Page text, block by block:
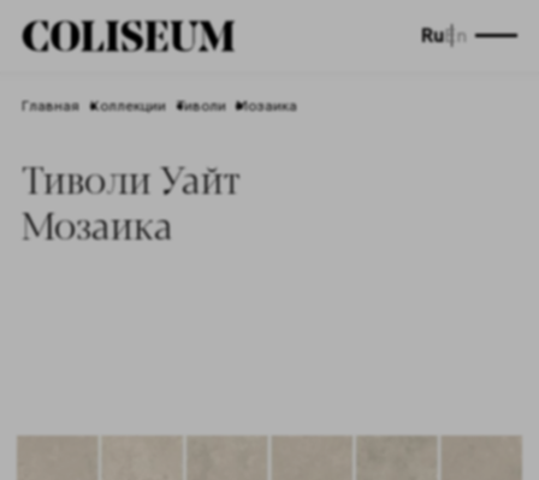
RuEn
Главная Коллекции Тиволи Мозаика
Тиволи Уайт
Мозаика